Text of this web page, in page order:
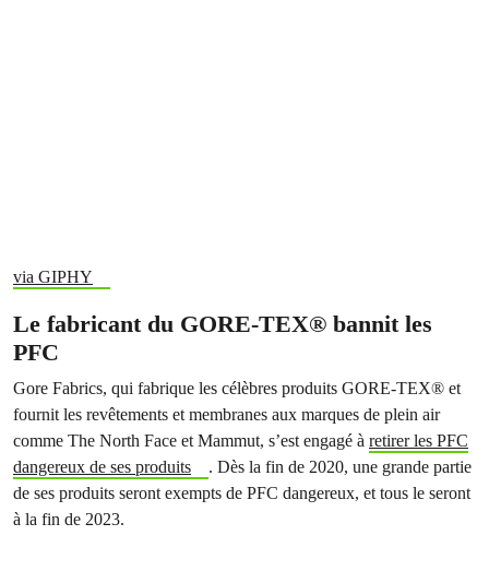
via GIPHY
Le fabricant du GORE-TEX® bannit les
PFC
Gore Fabrics, qui fabrique les célèbres produits GORE-TEX® et
fournit les revêtements et membranes aux marques de plein air
comme The North Face et Mammut, s’est engagé à retirer les PFC
dangereux de ses produits
. Dès la fin de 2020, une grande partie
de ses produits seront exempts de PFC dangereux, et tous le seront
à la fin de 2023.